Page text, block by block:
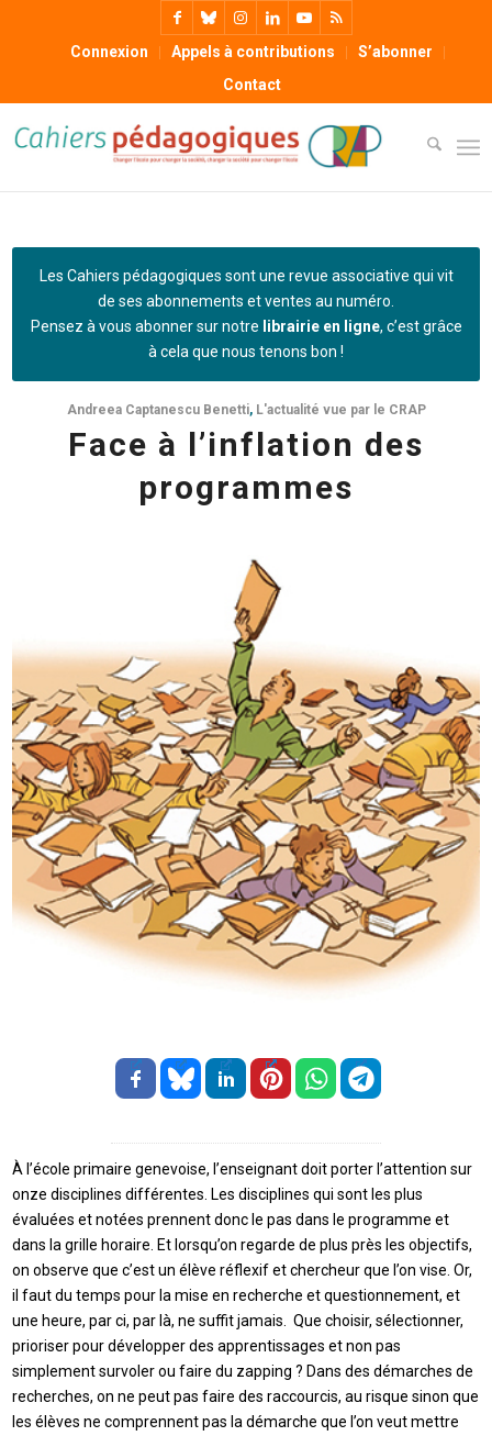
Connexion Appels à contributions
S’abonner
Contact
Les Cahiers pédagogiques sont une revue associative qui vit
de ses abonnements et ventes au numéro.
Pensez à vous abonner sur notre librairie en ligne, c’est grâce
à cela que nous tenons bon !
Andreea Captanescu Benetti, L'actualité vue par le CRAP
Face à l’inflation des
programmes
À l’école primaire genevoise, l’enseignant doit porter l’attention sur
onze disciplines différentes. Les disciplines qui sont les plus
évaluées et notées prennent donc le pas dans le programme et
dans la grille horaire. Et lorsqu’on regarde de plus près les objectifs,
on observe que c’est un élève réflexif et chercheur que l’on vise. Or,
il faut du temps pour la mise en recherche et questionnement, et
une heure, par ci, par là, ne suffit jamais. Que choisir, sélectionner,
prioriser pour développer des apprentissages et non pas
simplement survoler ou faire du zapping ? Dans des démarches de
recherches, on ne peut pas faire des raccourcis, au risque sinon que
les élèves ne comprennent pas la démarche que l’on veut mettre